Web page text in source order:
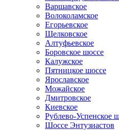
Варшавское
Волоколамское
Егорьевское
Щелковское
Алтуфьевское
Боровское шоссе
Калужское
Пятницкое шоссе
Ярославское
Можайское
Дмитровское
Киевское
Рублево-Успенское
Шоссе Энтузиастов